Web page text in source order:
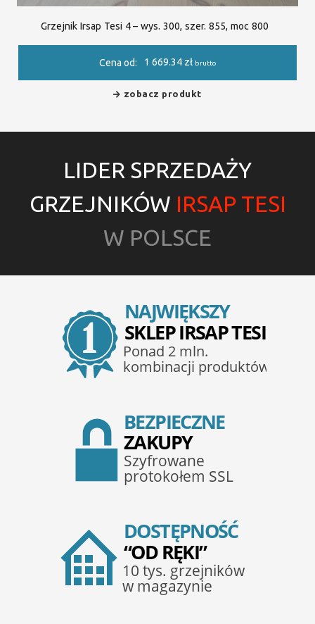
Grzejnik Irsap Tesi 4 – wys. 300, szer. 855, moc 800
Cena od: 1 669.34 zł brutto
zobacz produkt
LIDER SPRZEDAŻY
GRZEJNIKÓW IRSAP TESI
W POLSCE